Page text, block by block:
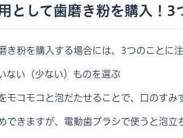
として歯磨き粉を購入！3
き粉を購入する場合には、3つのことに注
ない（少ない）ものを選ぶ
モコモコと泡だたせることで、口のすみ
できますが、電動歯ブラシで使うと泡立